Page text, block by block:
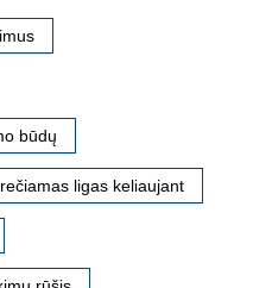
būdų
ligas keliaujant